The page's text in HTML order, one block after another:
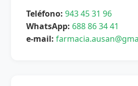
Teléfono: 943 45 31 96
WhatsApp: 688 86 34 41
e-mail: